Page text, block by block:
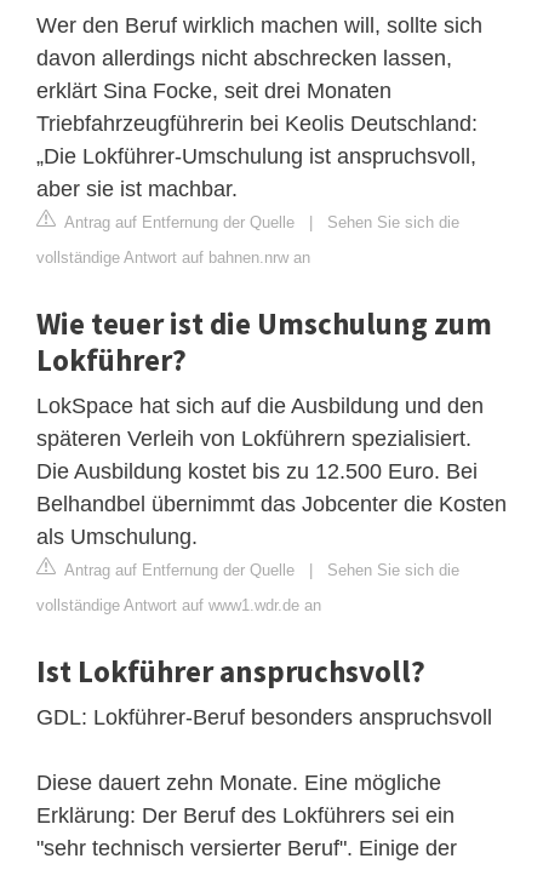
Wer den Beruf wirklich machen will, sollte sich
davon allerdings nicht abschrecken lassen,
erklärt Sina Focke, seit drei Monaten
Triebfahrzeugführerin bei Keolis Deutschland:
„Die Lokführer-Umschulung ist anspruchsvoll,
aber sie ist machbar.
Antrag auf Entfernung der Quelle | Sehen Sie sich die
vollständige Antwort auf bahnen.nrw an
Wie teuer ist die Umschulung zum
Lokführer?
LokSpace hat sich auf die Ausbildung und den
späteren Verleih von Lokführern spezialisiert.
Die Ausbildung kostet bis zu 12.500 Euro. Bei
Belhandbel übernimmt das Jobcenter die Kosten
als Umschulung.
Antrag auf Entfernung der Quelle | Sehen Sie sich die
vollständige Antwort auf www1.wdr.de an
Ist Lokführer anspruchsvoll?
GDL: Lokführer-Beruf besonders anspruchsvoll
Diese dauert zehn Monate. Eine mögliche
Erklärung: Der Beruf des Lokführers sei ein
"sehr technisch versierter Beruf". Einige der